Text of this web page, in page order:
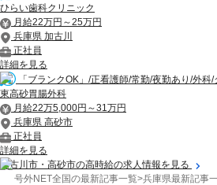
ひらい歯科クリニック
月給22万円～25万円
兵庫県 加古川
正社員
詳細を見る
「ブランクOK」/正看護師/常勤/夜勤あり/外科/
東高砂胃腸外科
月給22万5,000円～31万円
兵庫県 高砂市
正社員
詳細を見る
加古川市・高砂市の高時給の求人情報を見る
号外NET全国の最新記事一覧>兵庫県最新記事